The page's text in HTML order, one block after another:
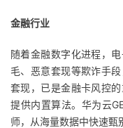
金融行业
随着金融数字化进程，
毛、恶意套现等欺诈手
套现，已是金融卡风控
提供内置算法。华为云
师，从海量数据中快速甄